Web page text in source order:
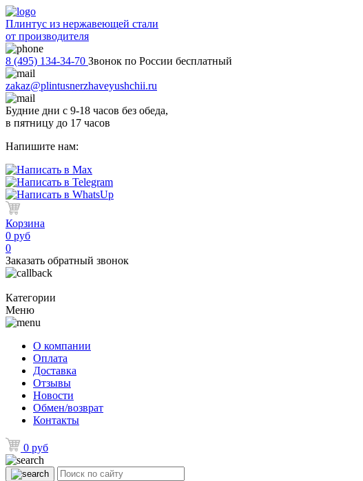
Плинтус из нержавеющей стали
от производителя
8 (495) 134-34-70 Звонок по России бесплатный
zakaz@plintusnerzhaveyushchii.ru
Будние дни с 9-18 часов без обеда,
в пятницу до 17 часов
Напишите нам:
Корзина
0 руб
0
Заказать обратный звонок
Категории
Меню
О компании
Оплата
Доставка
Отзывы
Новости
Обмен/возврат
Контакты
0 руб